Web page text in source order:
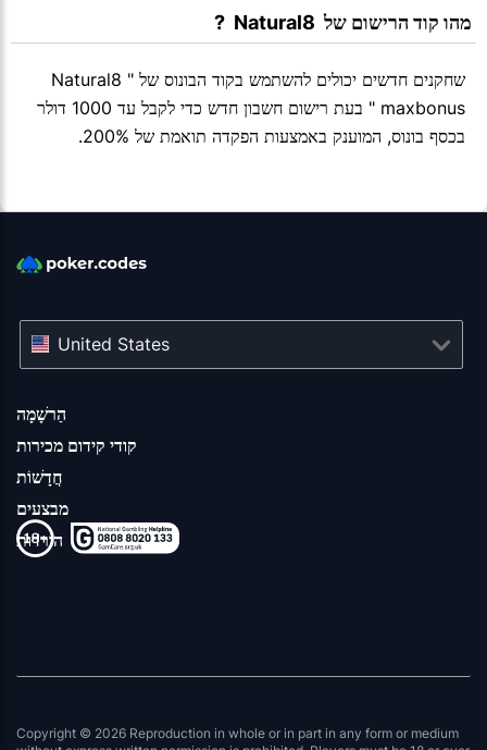
שחקנים חדשים יכולים להשתמש בקוד הבונוס של Natural8 "
maxbonus " בעת רישום חשבון חדש כדי לקבל עד 1000 דולר
בכסף בונוס, המוענק באמצעות הפקדה תואמת של 200%.
הַרשָׁמָה
קודי קידום מכירות
חֲדָשׁוֹת
מבצעים
הורדות
United States
Copyright © 2026 Reproduction in whole or in part in any form or medium